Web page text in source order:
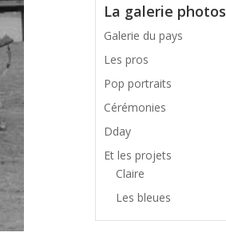
La galerie photos
Galerie du pays
Les pros
Pop portraits
Cérémonies
Dday
Et les projets
Claire
Les bleues